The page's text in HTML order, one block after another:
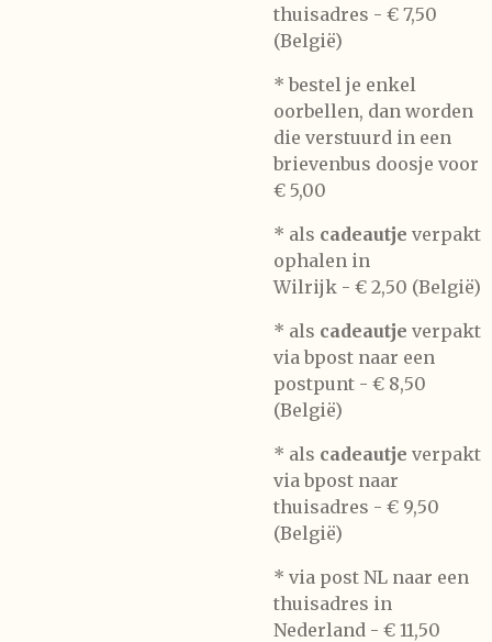
thuisadres - € 7,50
(België)
* bestel je enkel
oorbellen, dan worden
die verstuurd in een
brievenbus doosje voor
€ 5,00
* als cadeautje verpakt
ophalen in
Wilrijk - € 2,50 (België)
* als cadeautje verpakt
via bpost naar een
postpunt - € 8,50
(België)
* als cadeautje verpakt
via bpost naar
thuisadres - € 9,50
(België)
* via post NL naar een
thuisadres in
Nederland - € 11,50